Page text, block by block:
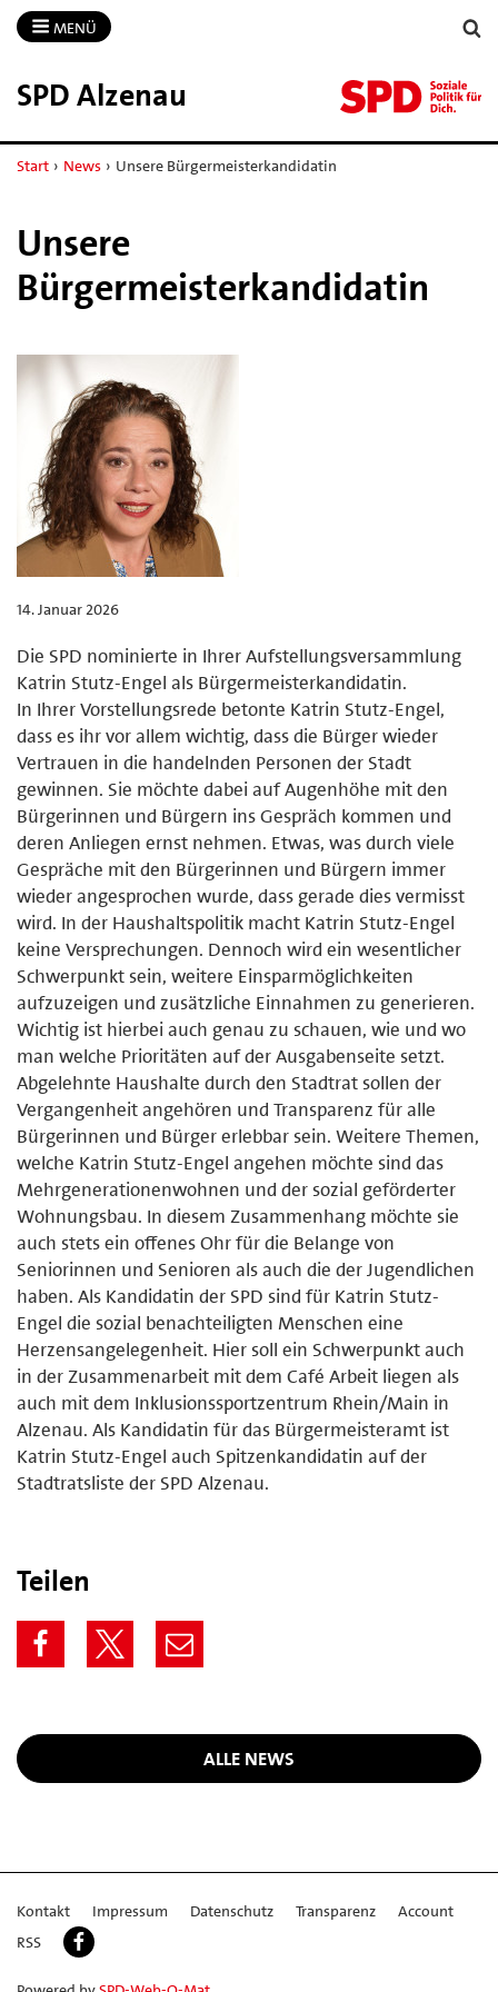
MENÜ
SPD Alzenau
Start › News › Unsere Bürgermeisterkandidatin
Unsere
Bürgermeisterkandidatin
14. Januar 2026
Die SPD nominierte in Ihrer Aufstellungsversammlung
Katrin Stutz-Engel als Bürgermeisterkandidatin.
In Ihrer Vorstellungsrede betonte Katrin Stutz-Engel,
dass es ihr vor allem wichtig, dass die Bürger wieder
Vertrauen in die handelnden Personen der Stadt
gewinnen. Sie möchte dabei auf Augenhöhe mit den
Bürgerinnen und Bürgern ins Gespräch kommen und
deren Anliegen ernst nehmen. Etwas, was durch viele
Gespräche mit den Bürgerinnen und Bürgern immer
wieder angesprochen wurde, dass gerade dies vermisst
wird. In der Haushaltspolitik macht Katrin Stutz-Engel
keine Versprechungen. Dennoch wird ein wesentlicher
Schwerpunkt sein, weitere Einsparmöglichkeiten
aufzuzeigen und zusätzliche Einnahmen zu generieren.
Wichtig ist hierbei auch genau zu schauen, wie und wo
man welche Prioritäten auf der Ausgabenseite setzt.
Abgelehnte Haushalte durch den Stadtrat sollen der
Vergangenheit angehören und Transparenz für alle
Bürgerinnen und Bürger erlebbar sein. Weitere Themen,
welche Katrin Stutz-Engel angehen möchte sind das
Mehrgenerationenwohnen und der sozial geförderter
Wohnungsbau. In diesem Zusammenhang möchte sie
auch stets ein offenes Ohr für die Belange von
Seniorinnen und Senioren als auch die der Jugendlichen
haben. Als Kandidatin der SPD sind für Katrin Stutz-
Engel die sozial benachteiligten Menschen eine
Herzensangelegenheit. Hier soll ein Schwerpunkt auch
in der Zusammenarbeit mit dem Café Arbeit liegen als
auch mit dem Inklusionssportzentrum Rhein/Main in
Alzenau. Als Kandidatin für das Bürgermeisteramt ist
Katrin Stutz-Engel auch Spitzenkandidatin auf der
Stadtratsliste der SPD Alzenau.
Teilen
ALLE NEWS
Kontakt Impressum Datenschutz Transparenz
Account
RSS